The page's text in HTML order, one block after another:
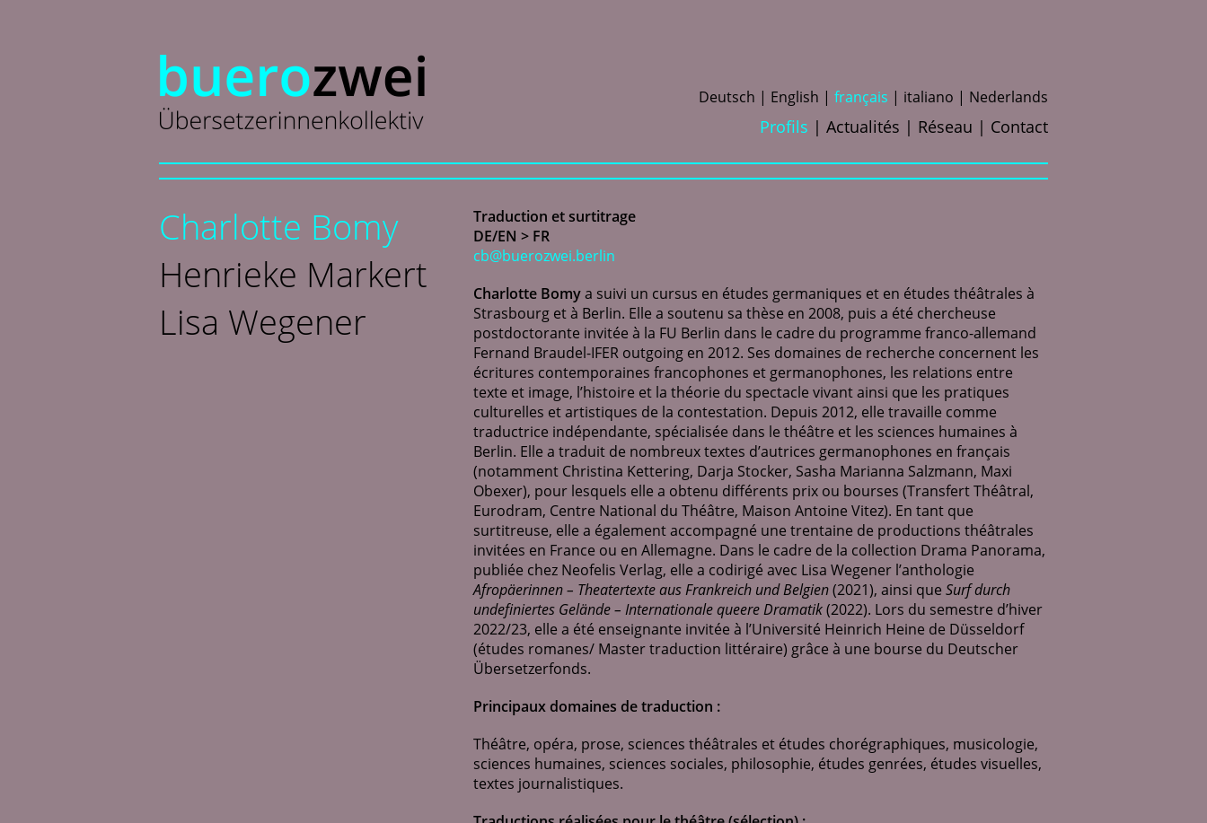
Deutsch English français italiano Nederlands
Profils Actualités Réseau Contact
Charlotte Bomy
Henrieke Markert
Lisa Wegener
Traduction et surtitrage
DE/EN > FR
cb@buerozwei.berlin
Charlotte Bomya suivi un cursus en études germaniques et en études théâtrales à
Strasbourg et à Berlin. Elle a soutenu sa thèse en 2008, puis a été chercheuse
postdoctorante invitée à la FU Berlin dans le cadre du programme franco-allemand
Fernand Braudel-IFER outgoing en 2012. Ses domaines de recherche concernent les
écritures contemporaines francophones et germanophones, les relations entre
texte et image, l’histoire et la théorie du spectacle vivant ainsi que les pratiques
culturelles et artistiques de la contestation. Depuis 2012, elle travaille comme
traductrice indépendante, spécialisée dans le théâtre et les sciences humaines à
Berlin. Elle a traduit de nombreux textes d’autrices germanophones en français
(notamment Christina Kettering, Darja Stocker, Sasha Marianna Salzmann, Maxi
Obexer), pour lesquels elle a obtenu différents prix ou bourses (Transfert Théâtral,
Eurodram, Centre National du Théâtre, Maison Antoine Vitez). En tant que
surtitreuse, elle a également accompagné une trentaine de productions théâtrales
invitées en France ou en Allemagne. Dans le cadre de la collection Drama Panorama,
publiée chez Neofelis Verlag, elle a codirigé avec Lisa Wegener l’anthologie
Afropäerinnen – Theatertexte aus Frankreich und Belgien(2021), ainsi queSurf durch
undefiniertes Gelände – Internationale queere Dramatik(2022). Lors du semestre d’hiver
2022/23, elle a été enseignante invitée à l’Université Heinrich Heine de Düsseldorf
(études romanes/ Master traduction littéraire) grâce à une bourse du Deutscher
Übersetzerfonds.
Principaux domaines de traduction :
Théâtre, opéra, prose, sciences théâtrales et études chorégraphiques, musicologie,
sciences humaines, sciences sociales, philosophie, études genrées, études visuelles,
textes journalistiques.